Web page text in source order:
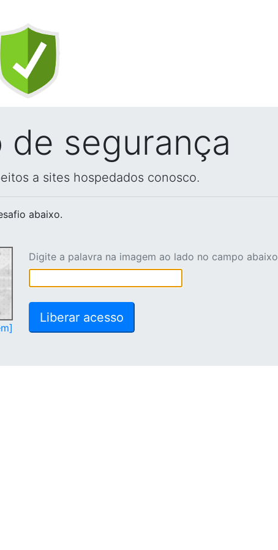
segurança
a sites hospedados conosco.
abaixo.
Digite a palavra na imagem ao lado no campo abaixo